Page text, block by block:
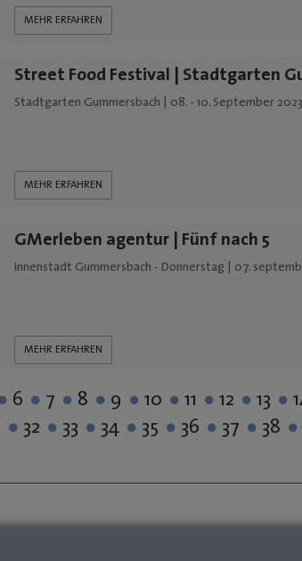
MEHR ERFAHREN
Street Food Festival | Stadtgarten
Stadtgarten Gummersbach | 08. - 10. September 2023
MEHR ERFAHREN
GMerleben agentur | Fünf nach 5
Innenstadt Gummersbach - Donnerstag | 07.
MEHR ERFAHREN
6 7 8 9 10 11 12 13
32 33 34 35 36 37 38